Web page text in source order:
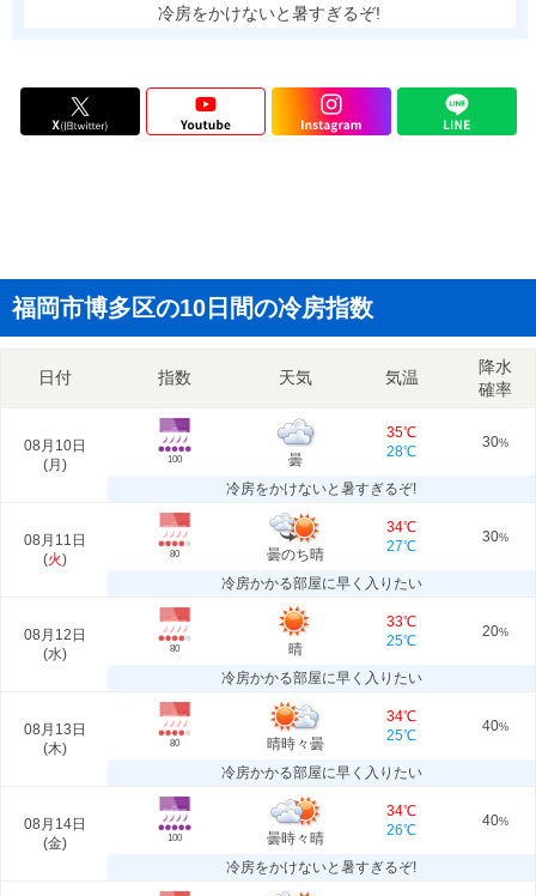
冷房をかけないと暑すぎるぞ!
福岡市博多区の10日間の冷房指数
日付 指数 天気 気温
降水
確率
08月10日
(月 ) 100 曇
35℃
28℃
30%
冷房をかけないと暑すぎるぞ!
08月11日
(火) 80 曇のち晴
34℃
27℃
30%
冷房かかる部屋に早く入りたい
08月12日
(水) 80 晴
33℃
25℃
20%
冷房かかる部屋に早く入りたい
08月13日
(木) 80 晴時々曇
34℃
25℃
40%
冷房かかる部屋に早く入りたい
08月14日
(金) 100 曇時々晴
34℃
26℃
40%
冷房をかけないと暑すぎるぞ!